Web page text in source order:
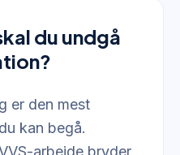
du undgå
er den mest
kan begå.
arbejde bryder